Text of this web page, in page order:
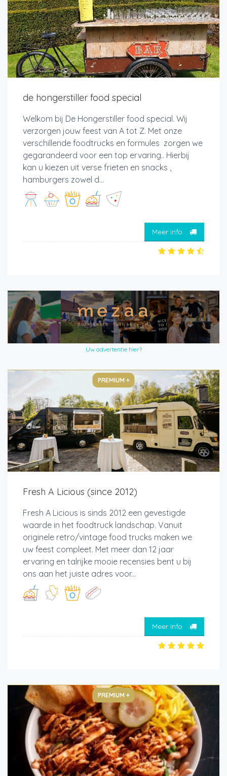
de hongerstiller food special
Welkom bij De Hongerstiller food special. Wij
verzorgen jouw feest van A tot Z. Met onze
verschillende foodtrucks en formules zorgen we
gegarandeerd voor een top ervaring.. Hierbij
kan u kiezen uit verse frieten en snacks ,
hamburgers zowel d...
Meer info
Uw advertentie hier?
PREMIUM +
Fresh A Licious (since 2012)
Fresh A Licious is sinds 2012 een gevestigde
waarde in het foodtruck landschap. Vanuit
originele retro/vintage food trucks maken we
uw feest compleet. Met meer dan 12 jaar
ervaring en talrijke mooie recensies bent u bij
ons aan het juiste adres voor...
Meer info
PREMIUM +